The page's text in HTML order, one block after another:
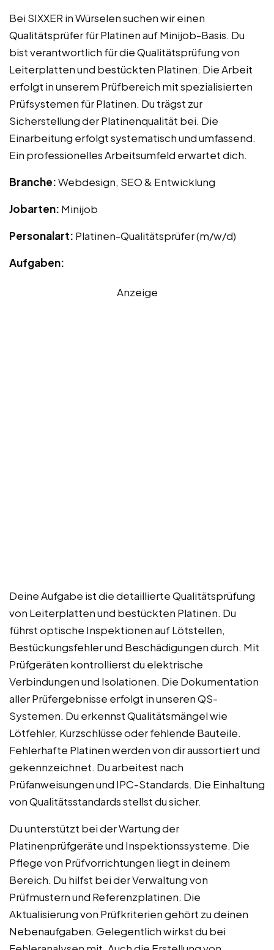
Bei SIXXER in Würselen suchen wir einen
Qualitätsprüfer für Platinen auf Minijob-Basis. Du
bist verantwortlich für die Qualitätsprüfung von
Leiterplatten und bestückten Platinen. Die Arbeit
erfolgt in unserem Prüfbereich mit spezialisierten
Prüfsystemen für Platinen. Du trägst zur
Sicherstellung der Platinenqualität bei. Die
Einarbeitung erfolgt systematisch und umfassend.
Ein professionelles Arbeitsumfeld erwartet dich.
Branche:Webdesign, SEO & Entwicklung
Jobarten: Minijob
Personalart: Platinen-Qualitätsprüfer (m/w/d)
Aufgaben:
Anzeige
Deine Aufgabe ist die detaillierte Qualitätsprüfung
von Leiterplatten und bestückten Platinen. Du
führst optische Inspektionen auf Lötstellen,
Bestückungsfehler und Beschädigungen durch. Mit
Prüfgeräten kontrollierst du elektrische
Verbindungen und Isolationen. Die Dokumentation
aller Prüfergebnisse erfolgt in unseren QS-
Systemen. Du erkennst Qualitätsmängel wie
Lötfehler, Kurzschlüsse oder fehlende Bauteile.
Fehlerhafte Platinen werden von dir aussortiert und
gekennzeichnet. Du arbeitest nach
Prüfanweisungen und IPC-Standards. Die Einhaltung
von Qualitätsstandards stellst du sicher.
Du unterstützt bei der Wartung der
Platinenprüfgeräte und Inspektionssysteme. Die
Pflege von Prüfvorrichtungen liegt in deinem
Bereich. Du hilfst bei der Verwaltung von
Prüfmustern und Referenzplatinen. Die
Aktualisierung von Prüfkriterien gehört zu deinen
Nebenaufgaben. Gelegentlich wirkst du bei